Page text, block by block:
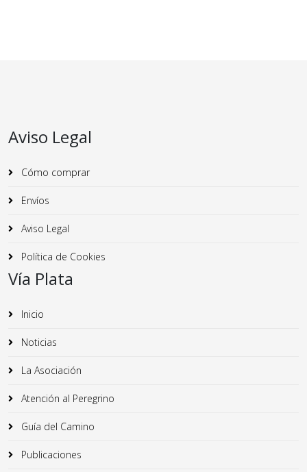
Aviso Legal
Cómo comprar
Envíos
Aviso Legal
Política de Cookies
Vía Plata
Inicio
Noticias
La Asociación
Atención al Peregrino
Guía del Camino
Publicaciones